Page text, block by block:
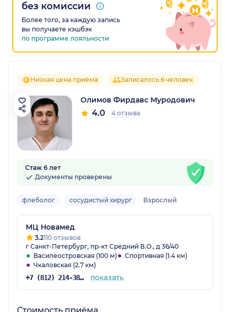
без комиссии
Более того, за каждую запись
вы получаете кэшбэк
по программе лояльности
Низкая цена приёма Записалось 6 человек
Олимов Фирдавс Муродович
4.0 4 отзыва
Стаж 6 лет
Документы проверены
флеболог сосудистый хирург Взрослый
МЦ Новамед
3.2110 отзывов
г Санкт-Петербург, пр-кт Средний В.О., д 36/40
Василеостровская (100 м)
Спортивная (1.4 км)
Чкаловская (2.7 км)
+7 (812) 214-38-40 показать